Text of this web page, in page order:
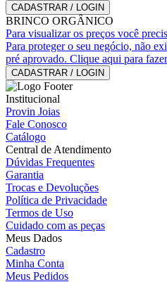
CADASTRAR / LOGIN
BRINCO ORGÂNICO
Para visualizar os preços você
Para proteger o seu negócio, não
pré aprovado. Clique aqui para
CADASTRAR / LOGIN
Institucional
Provin Joias
Fale Conosco
Catálogo
Central de Atendimento
Dúvidas Frequentes
Garantia
Trocas e Devoluções
Política de Privacidade
Termos de Uso
Cuidado com as peças
Meus Dados
Cadastro
Minha Conta
Meus Pedidos